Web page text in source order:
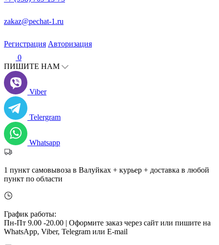
zakaz@pechat-1.ru
Регистрация Авторизация
0
ПИШИТЕ НАМ
Viber
Telergram
Whatsapp
1 пункт самовывоза в Валуйках + курьер + доставка в любой
пункт по области
График работы:
Пн-Пт 9.00 -20.00 | Оформите заказ через сайт или пишите на
WhatsApp, Viber, Telegram или E-mail